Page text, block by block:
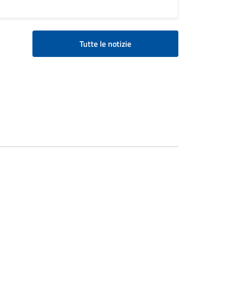
Tutte le notizie